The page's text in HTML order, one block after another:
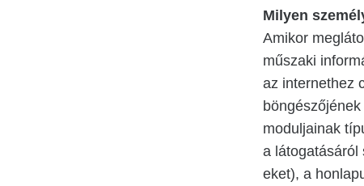
Milyen
Amikor
műszaki
az internethez
moduljainak
a látogatásáról
eket), a